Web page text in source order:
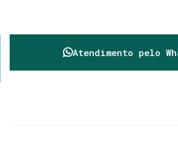
Atendimento pelo